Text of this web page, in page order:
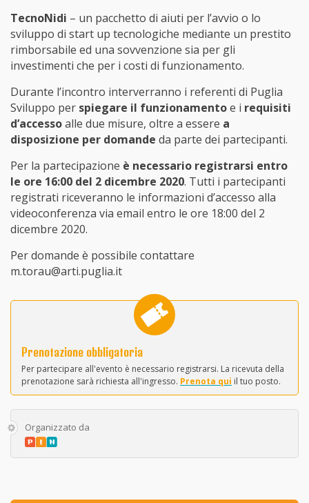
TecnoNidi – un pacchetto di aiuti per l’avvio o lo
sviluppo di start up tecnologiche mediante un prestito
rimborsabile ed una sovvenzione sia per gli
investimenti che per i costi di funzionamento.
Durante l’incontro interverranno i referenti di Puglia
Sviluppo per spiegare il funzionamentoe i requisiti
d’accessoalle due misure, oltre a essere a
disposizione per domande da parte dei partecipanti.
Per la partecipazione è necessario registrarsi entro
le ore 16:00 del 2 dicembre 2020. Tutti i partecipanti
registrati riceveranno le informazioni d’accesso alla
videoconferenza via email entro le ore 18:00 del 2
dicembre 2020.
Per domande è possibile contattare
m.torau@arti.puglia.it
Prenotazione obbligatoria
Per partecipare all'evento è necessario registrarsi. La ricevuta della
prenotazione sarà richiesta all'ingresso. Prenota qui il tuo posto.
Organizzato da